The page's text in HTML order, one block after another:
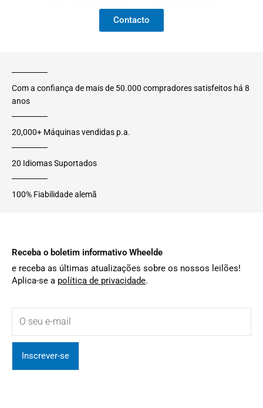
Contacto
Com a confiança de mais de 50.000 compradores satisfeitos há 8
anos
20,000+ Máquinas vendidas p.a.
20 Idiomas Suportados
100% Fiabilidade alemã
Receba o boletim informativo Wheelde
e receba as últimas atualizações sobre os nossos leilões!
Aplica-se a política de privacidade.
Inscrever-se